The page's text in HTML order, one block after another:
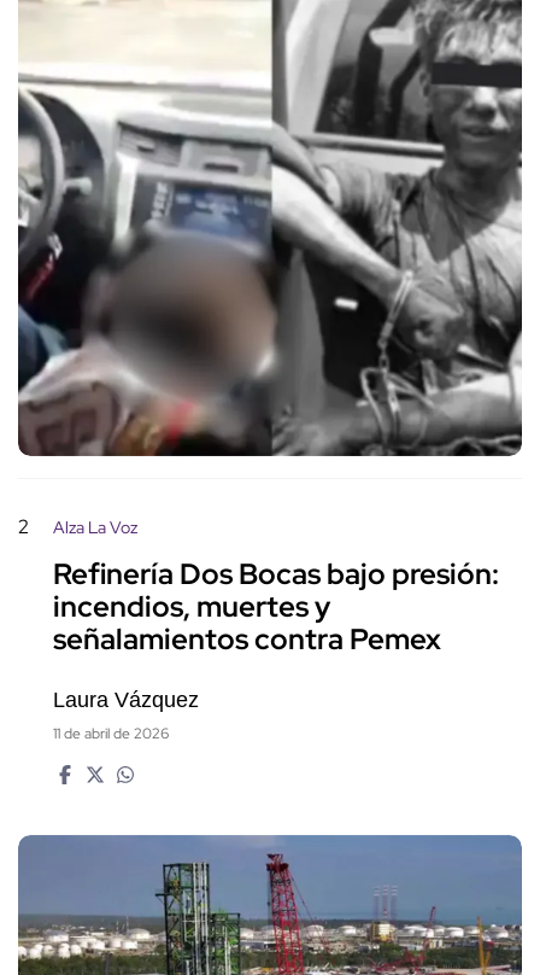
2 Alza La Voz
Refinería Dos Bocas bajo presión:
incendios, muertes y
señalamientos contra Pemex
Laura Vázquez
11 de abril de 2026